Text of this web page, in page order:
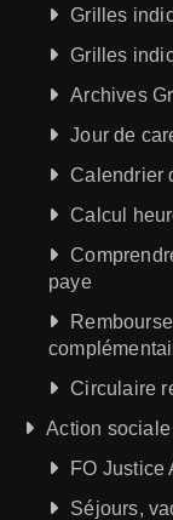
Grilles
Grilles
Archives
Jour de
Calendrier
Calcul
paye
Circulaire
Action sociale
FO Justice
Séjours,